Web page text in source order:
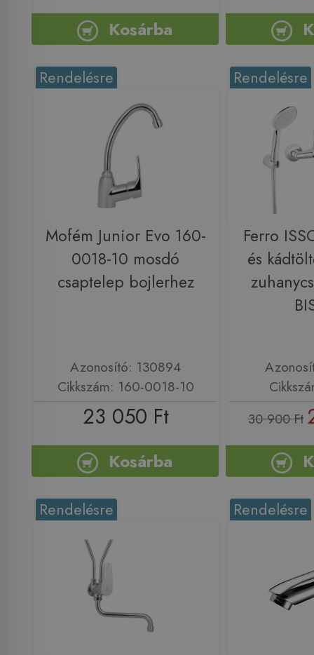
Kosárba
Rendelésre
Mofém Junior Evo 160-
0018-10 mosdó
csaptelep bojlerhez
Azonosító: 130894
Cikkszám: 160-0018-10
23 050 Ft
Kosárba
Rendelésre
Ferro
és
30 900 Ft
Rendelésre Rendelésre